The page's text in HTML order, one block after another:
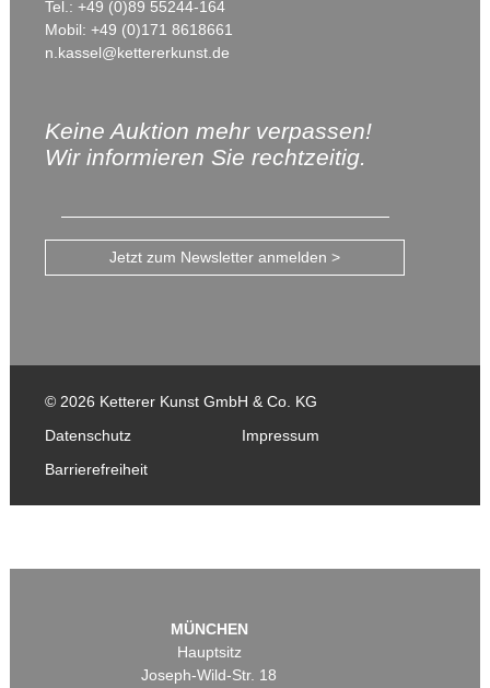
Tel.: +49 (0)89 55244-164
Mobil: +49 (0)171 8618661
n.kassel@kettererkunst.de
Keine Auktion mehr verpassen!
Wir informieren Sie rechtzeitig.
Jetzt zum Newsletter anmelden >
© 2026 Ketterer Kunst GmbH & Co. KG
Datenschutz
Impressum
Barrierefreiheit
MÜNCHEN
Hauptsitz
Joseph-Wild-Str. 18